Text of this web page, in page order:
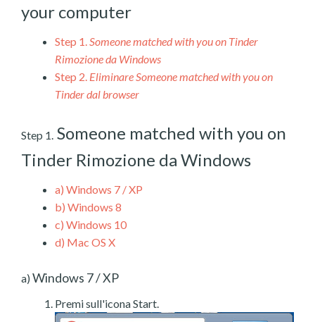
your computer
Step 1.Someone matched with you on Tinder
Rimozione da Windows
Step 2. Eliminare Someone matched with you on
Tinder dal browser
Step 1. Someone matched with you on
Tinder Rimozione da Windows
a) Windows 7 / XP
b) Windows 8
c) Windows 10
d) Mac OS X
a) Windows 7 / XP
Premi sull'icona Start.